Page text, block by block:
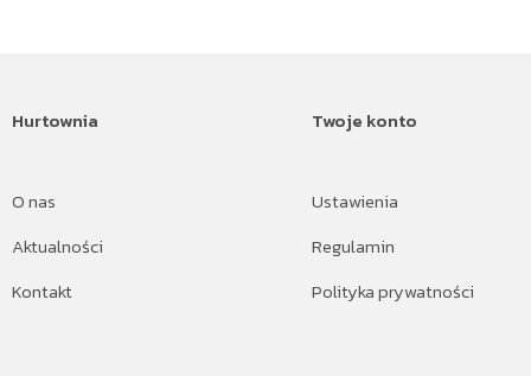
Hurtownia
O nas
Aktualności
Kontakt
Twoje konto
Ustawienia
Regulamin
Polityka prywatności